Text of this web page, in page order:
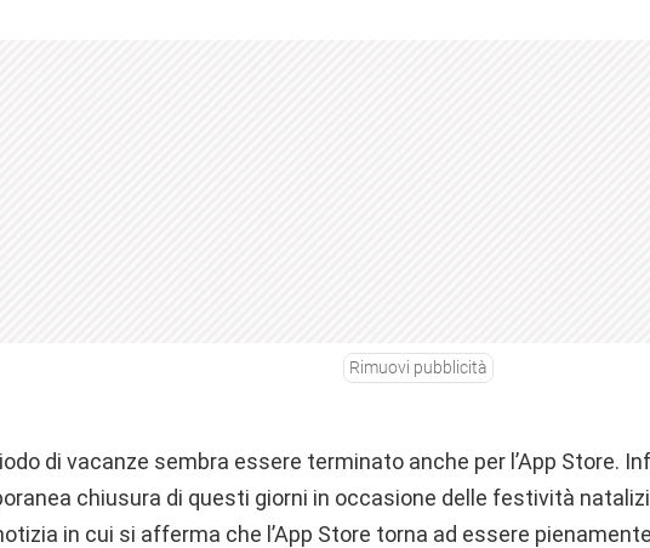
Rimuovi pubblicità
di vacanze sembra essere terminato anche per l’App Store.
chiusura di questi giorni in occasione delle festività
in cui si afferma che l’App Store torna ad essere